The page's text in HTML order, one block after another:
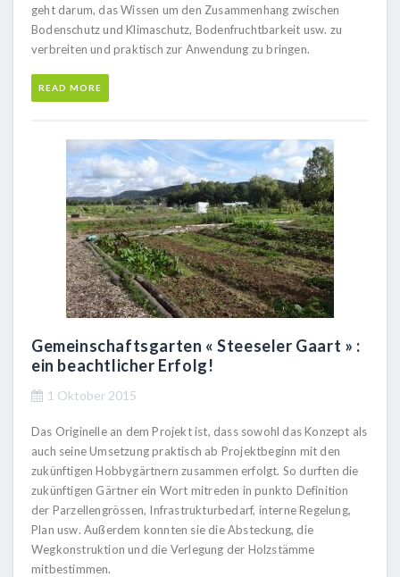
geht darum, das Wissen um den Zusammenhang zwischen
Bodenschutz und Klimaschutz, Bodenfruchtbarkeit usw. zu
verbreiten und praktisch zur Anwendung zu bringen.
READ MORE
Gemeinschaftsgarten « Steeseler Gaart » :
ein beachtlicher Erfolg!
1 Oktober 2015
Das Originelle an dem Projekt ist, dass sowohl das Konzept als
auch seine Umsetzung praktisch ab Projektbeginn mit den
zukünftigen Hobbygärtnern zusammen erfolgt. So durften die
zukünftigen Gärtner ein Wort mitreden in punkto Definition
der Parzellengrössen, Infrastrukturbedarf, interne Regelung,
Plan usw. Außerdem konnten sie die Absteckung, die
Wegkonstruktion und die Verlegung der Holzstämme
mitbestimmen.